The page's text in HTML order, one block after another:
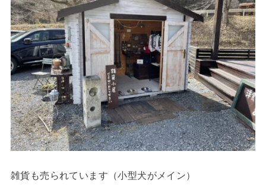
雑貨も売られています（小型犬がメイン）